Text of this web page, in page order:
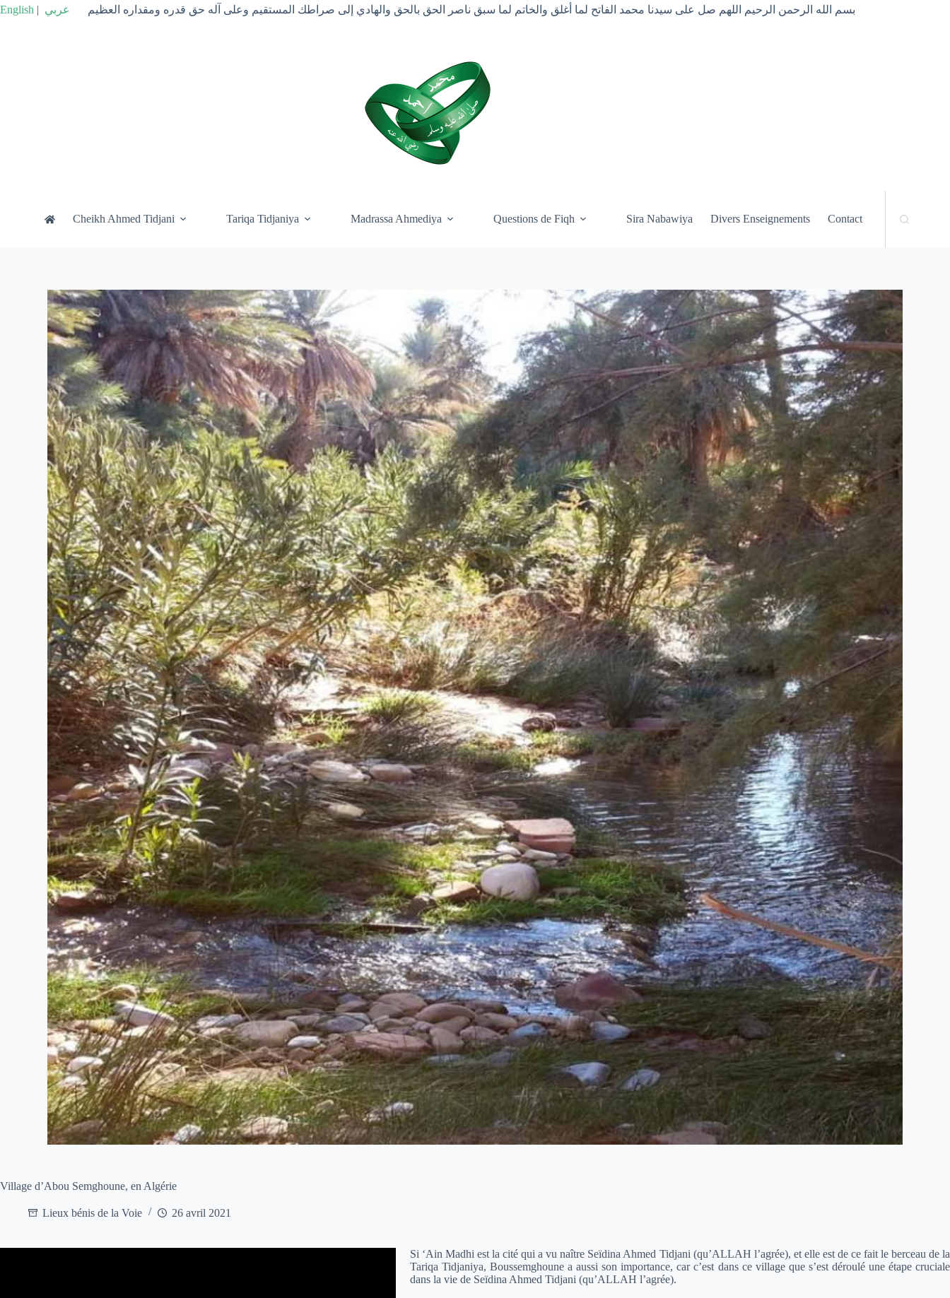
Passer
English | عربي بسم الله الرحمن الرحيم اللهم صل على سيدنا محمد الفاتح لما أغلق والخاتم لما سبق ناصر الحق بالحق والهادي إلى صراطك المستقيم وعلى آله حق قدره ومقداره العظيم
Cheikh Ahmed Tidjani Tariqa Tidjaniya Madrassa Ahmediya Questions de Fiqh Sira Nabawiya Divers Enseignements Contact
Village d’Abou Semghoune, en Algérie
Lieux bénis de la Voie 26 avril 2021
Si ‘Ain Madhi est la cité qui a vu naître Seïdina Ahmed Tidjani (qu’ALLAH l’agrée), et elle est de ce fait le berceau de la
Tariqa Tidjaniya, Boussemghoune a aussi son importance, car c’est dans ce village que s’est déroulé une étape cruciale
dans la vie de Seïdina Ahmed Tidjani (qu’ALLAH l’agrée).